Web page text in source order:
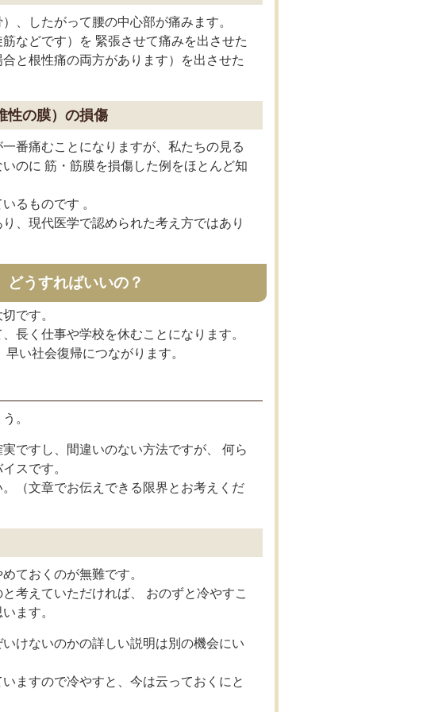
、したがって腰の中心部が痛みます。
などです）を 緊張させて痛みを出させた
と根性痛の両方があります）を出させた
性の膜）の損傷
番痛むことになりますが、私たちの見る
のに 筋・筋膜を損傷した例をほとんど知
るものです 。
、現代医学で認められた考え方ではあり
どうすればいいの？
です。
長く仕事や学校を休むことになります。
い社会復帰につながります。
。
ですし、間違いのない方法ですが、 何ら
スです。
（文章でお伝えできる限界とお考えくだ
ておくのが無難です。
考えていただければ、 おのずと冷やすこ
ます。
けないのかの詳しい説明は別の機会にい
ますので冷やすと、今は云っておくにと